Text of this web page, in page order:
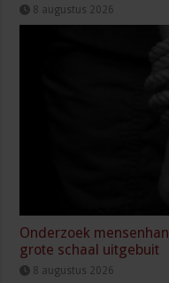
8 augustus 2026
Onderzoek
grote schaal uitgebuit
8 augustus 2026